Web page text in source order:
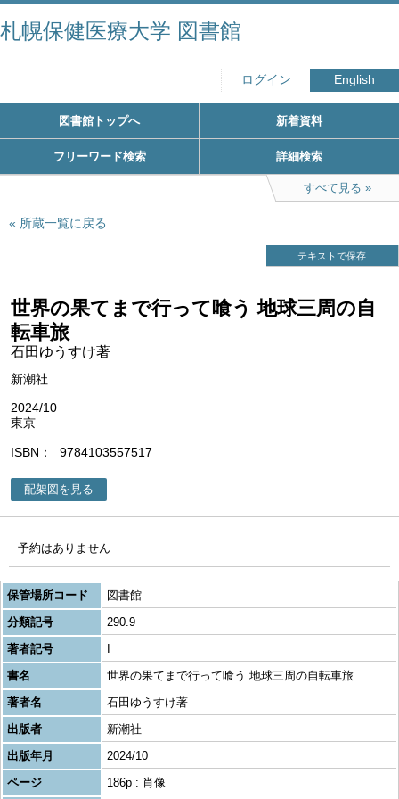
札幌保健医療大学 図書館
ログイン English
図書館トップへ 新着資料
フリーワード検索 詳細検索
すべて見る
所蔵一覧に戻る
テキストで保存
世界の果てまで行って喰う 地球三周の自
転車旅
石田ゆうすけ著
新潮社
2024/10
東京
ISBN 9784103557517
配架図を見る
予約はありません
保管場所コード
図書館
分類記号
290.9
著者記号
書名
世界の果てまで行って喰う 地球三周の自転車旅
著者名
石田ゆうすけ著
出版者
新潮社
出版年月
2024/10
ページ
186p : 肖像